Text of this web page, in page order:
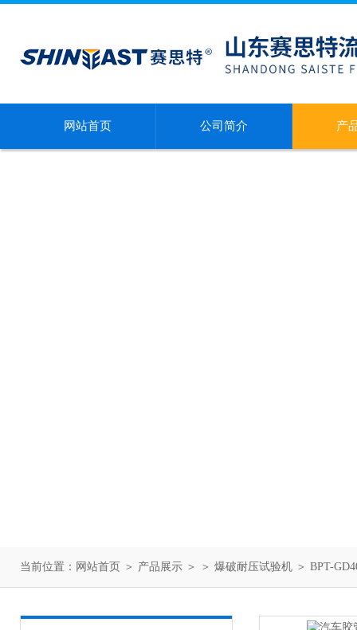
网站首页 公司简介 产
当前位置： 网站首页 ＞ 产品展示 ＞ ＞ 爆破耐压试验机 ＞ BPT-